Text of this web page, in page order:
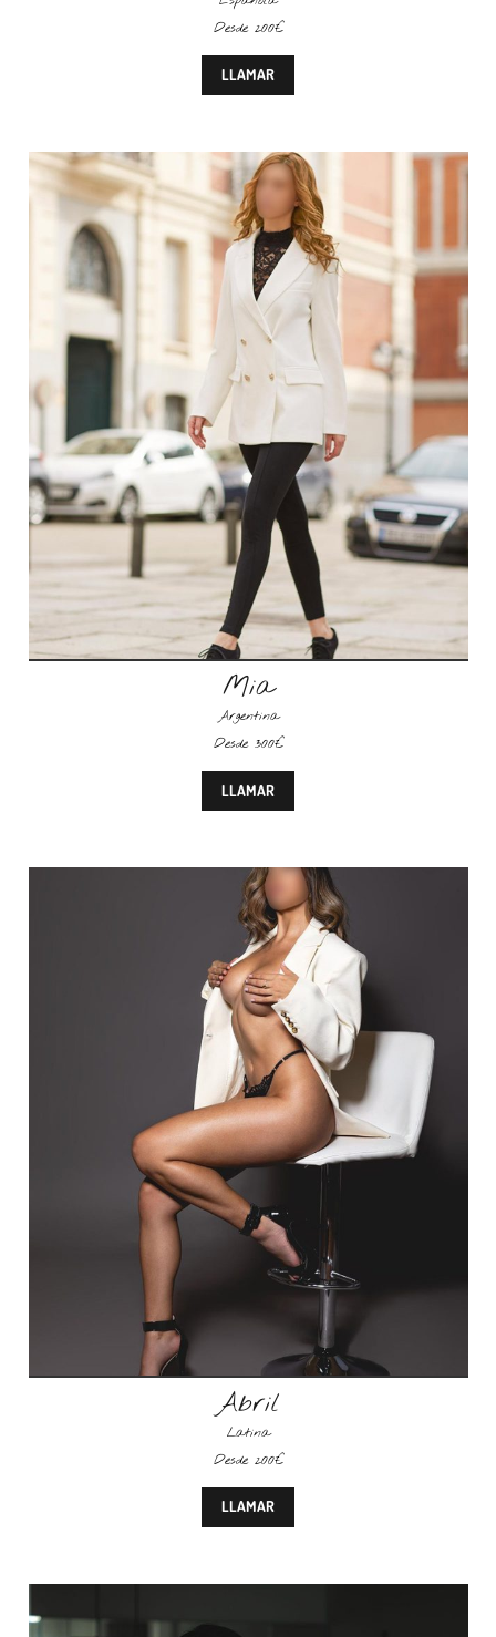
Desde 200€
LLAMAR
Mia
Argentina
Desde 300€
LLAMAR
Abril
Latina
Desde 200€
LLAMAR